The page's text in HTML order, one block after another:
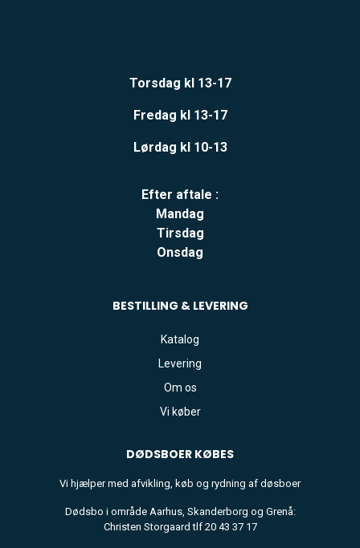
Torsdag kl 13-17
Fredag kl 13-17
Lørdag kl 10-13
Efter aftale :
Mandag
Tirsdag
Onsdag
BESTILLING & LEVERING
Katalog
Levering
Om os
Vi køber
DØDSBOER KØBES
Vi hjælper med afvikling, køb og rydning af døsboer
Dødsbo i område Aarhus, Skanderborg og Grenå:
Christen Storgaard tlf 20 43 37 17